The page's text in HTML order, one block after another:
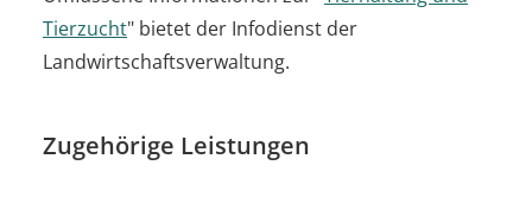
Tierzucht" bietet der Infodienst der
Landwirtschaftsverwaltung.
Zugehörige Leistungen